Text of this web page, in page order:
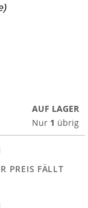
AUF LAGER
Nur 1 übrig
PREIS FÄLLT